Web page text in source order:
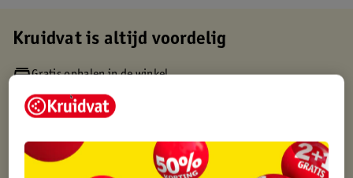
Kruidvat is altijd voordelig
Gratis ophalen in de winkel
Op werkdagen voor 22:00 uur besteld, volgende dag in huis
Gratis thuisbezorgd vanaf 50.00
Gratis punten met je Kruidvat kaart